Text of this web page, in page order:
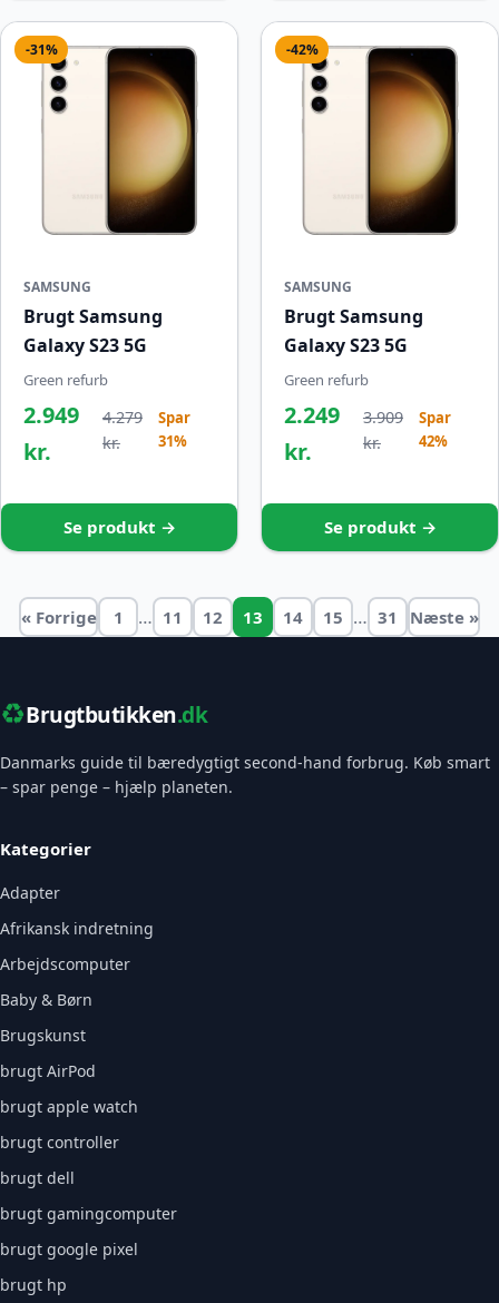
-31%
SAMSUNG
Brugt Samsung
Galaxy S23 5G
Green refurb
2.949
kr.
4.279
kr.
Spar
31%
Se produkt →
-42%
SAMSUNG
Brugt Samsung
Galaxy S23 5G
Green refurb
2.249
kr.
3.909
kr.
Spar
42%
Se produkt →
« Forrige 1 … 11 12 13 14 15 … 31 Næste »
♻️Brugtbutikken.dk
Danmarks guide til bæredygtigt second-hand forbrug. Køb smart
– spar penge – hjælp planeten.
Kategorier
Adapter
Afrikansk indretning
Arbejdscomputer
Baby & Børn
Brugskunst
brugt AirPod
brugt apple watch
brugt controller
brugt dell
brugt gamingcomputer
brugt google pixel
brugt hp